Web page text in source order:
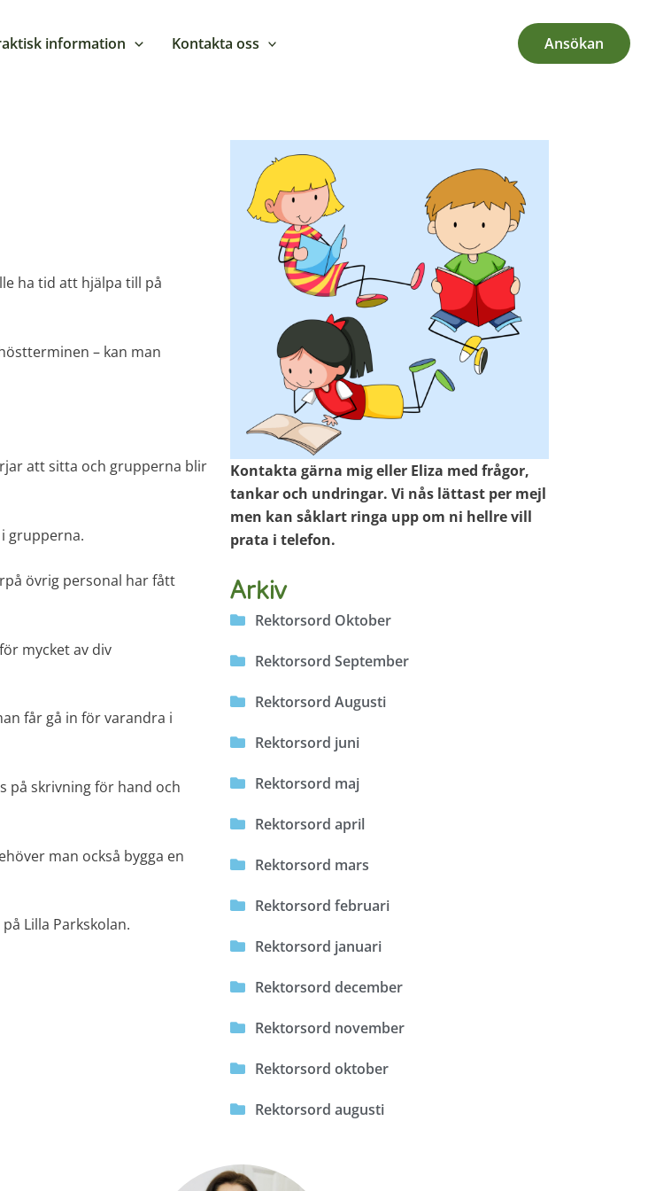
information Kontakta oss Ansökan
ha tid att hjälpa till på
– kan man
att sitta och grupperna blir
grupperna.
övrig personal har fått
mycket av div
får gå in för varandra i
på skrivning för hand och
man också bygga en
Lilla Parkskolan.
Kontakta gärna mig eller Eliza med frågor,
tankar och undringar. Vi nås lättast per mejl
men kan såklart ringa upp om ni hellre vill
prata i telefon.
Arkiv
Rektorsord Oktober
Rektorsord September
Rektorsord Augusti
Rektorsord juni
Rektorsord maj
Rektorsord april
Rektorsord mars
Rektorsord februari
Rektorsord januari
Rektorsord december
Rektorsord november
Rektorsord oktober
Rektorsord augusti